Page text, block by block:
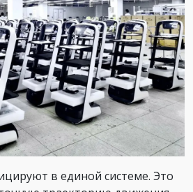
в единой системе. Это